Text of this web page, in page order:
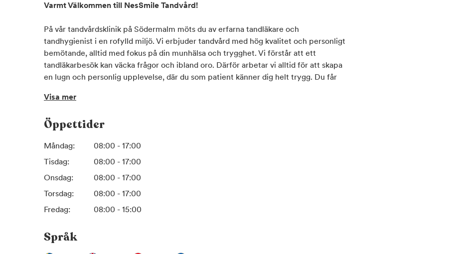
Varmt Välkommen till NesSmile Tandvård!
På vår tandvårdsklinik på Södermalm möts du av erfarna tandläkare och
tandhygienist i en rofylld miljö. Vi erbjuder tandvård med hög kvalitet och personligt
bemötande, alltid med fokus på din munhälsa och trygghet. Vi förstår att ett
tandläkarbesök kan väcka frågor och ibland oro. Därför arbetar vi alltid för att skapa
en lugn och personlig upplevelse, där du som patient känner dig helt trygg. Du får
behov och ger tydliga rekommendationer utifrån din munhälsa.
Vi erbjuder mer än bara traditionella behandlingar. På Nessmile arbetar ett
fram en personlig munvårdsplan som stärker din munhälsa över tid.
Våra behandlingar i mottagningen är följande:
Akut tandvård
Undersökningar
Tandhygienistbehandlingar
Airflow( avlägsnar missfärgningar)
Lagningar
Visa mer
Öppettider
Måndag:
08:00 - 17:00
Tisdag:
08:00 - 17:00
Onsdag:
08:00 - 17:00
Torsdag:
08:00 - 17:00
Fredag:
08:00 - 15:00
Språk